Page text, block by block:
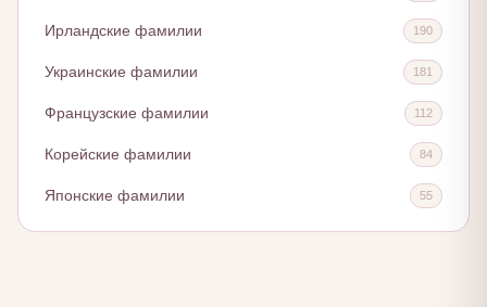
Ирландские фамилии 190
Украинские фамилии 181
Французские фамилии 112
Корейские фамилии 84
Японские фамилии 55